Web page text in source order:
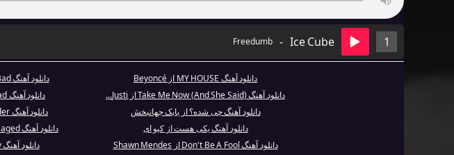
1
Ice Cube
-
Freedumb
دانلود آهنگ MY HOUSE از Beyoncé دانلود آهنگ Bad از Michael Jackson
دانلود آهنگ (And She Said) Take Me Now از Justi...
دانلود آهنگ I'm A Bad از Redman
دانلود آهنگ چی شده؟ از بابک جهانبخش
دانلود آهنگ Harder از Chris Brown
دانلود آهنگ یکی هست از کیو ای
دانلود آهنگ Caged از Within Temptation
دانلود آهنگ Don't Be A Fool از Shawn Mendes
دانلود آهنگ The Glory از Jeezy